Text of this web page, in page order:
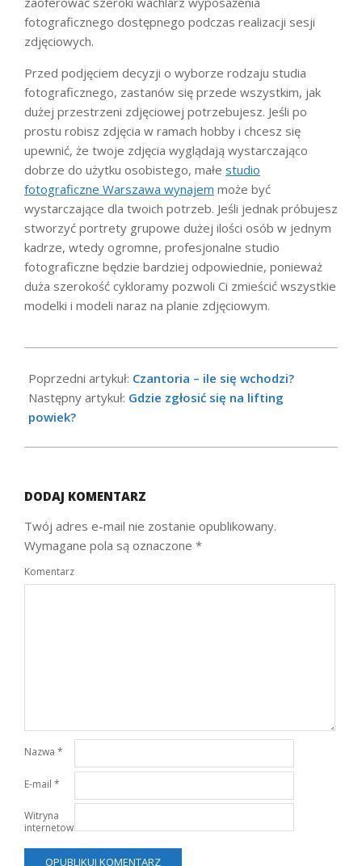
fotograficznego dostępnego podczas realizacji sesji
zdjęciowych.
Przed podjęciem decyzji o wyborze rodzaju studia
fotograficznego, zastanów się przede wszystkim, jak
dużej przestrzeni zdjęciowej potrzebujesz. Jeśli po
prostu robisz zdjęcia w ramach hobby i chcesz się
upewnić, że twoje zdjęcia wyglądają wystarczająco
dobrze do użytku osobistego, małe studio
fotograficzne Warszawa wynajem może być
wystarczające dla twoich potrzeb. Jeśli jednak próbujesz
stworzyć portrety grupowe dużej ilości osób w jednym
kadrze, wtedy ogromne, profesjonalne studio
fotograficzne będzie bardziej odpowiednie, ponieważ
duża szerokość cykloramy pozwoli Ci zmieścić wszystkie
modelki i modeli naraz na planie zdjęciowym.
04-
25
Poprzedni artykuł: Czantoria – ile się wchodzi?
Następny artykuł: Gdzie zgłosić się na lifting
powiek?
DODAJ KOMENTARZ
Twój adres e-mail nie zostanie opublikowany.
Wymagane pola są oznaczone *
Komentarz
Nazwa *
E-mail *
Witryna
internetowa